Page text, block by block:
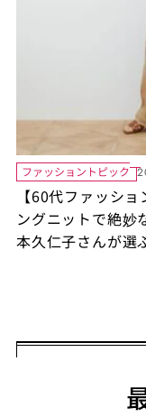
ファッショントピック
【60代ファッシ
ングニットで絶妙
本久仁子さんが選